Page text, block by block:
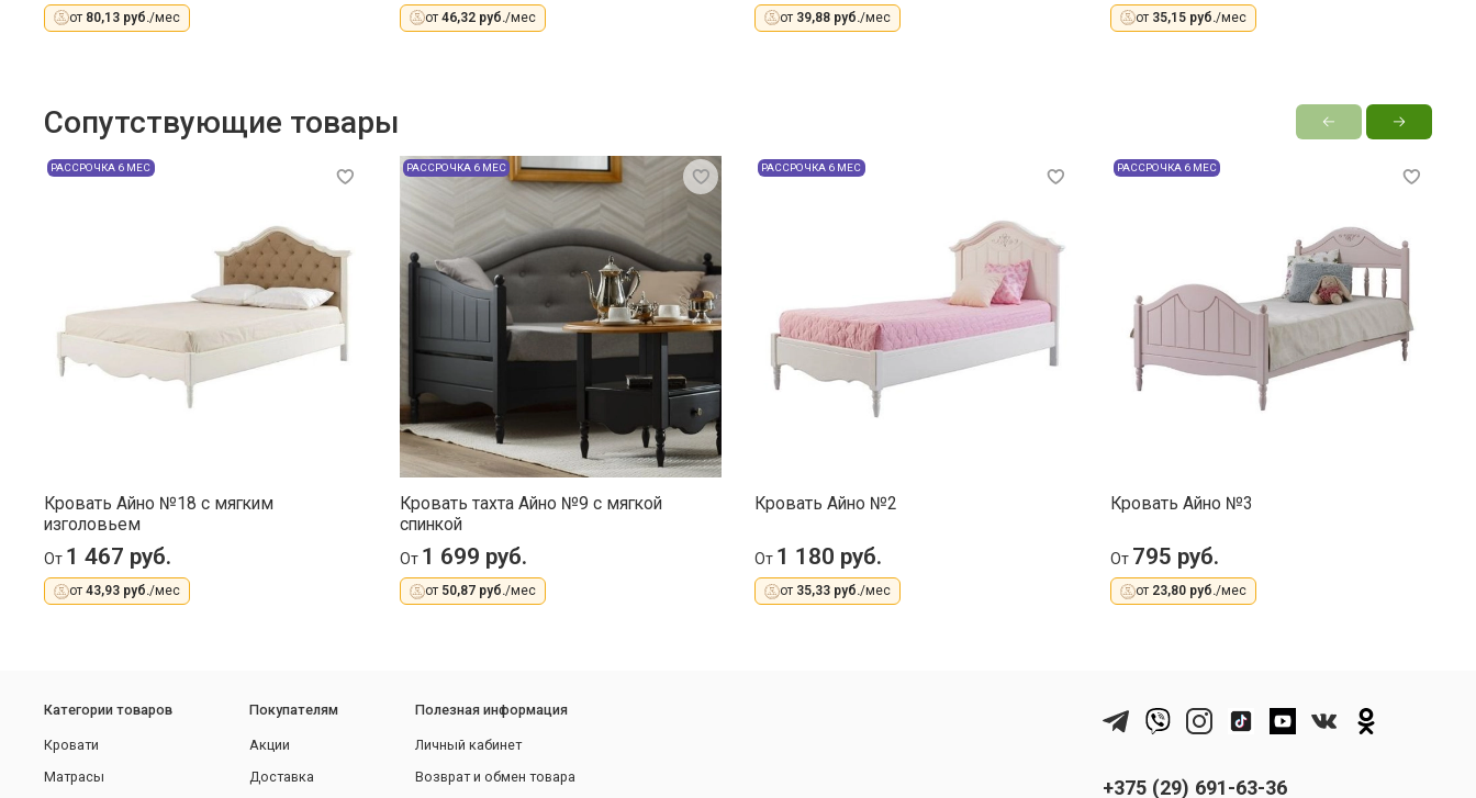
от 80,13 руб./мес от 46,32 руб./мес от 39,88 руб./мес от 35,15 руб./мес
Сопутствующие товары
РАССРОЧКА 6 МЕС
Кровать Айно №18 с мягким
изголовьем
От 1 467 руб.
от 43,93 руб./мес
РАССРОЧКА 6 МЕС
Кровать тахта Айно №9 с мягкой
спинкой
От 1 699 руб.
от 50,87 руб./мес
РАССРОЧКА 6 МЕС
Кровать Айно №2
От 1 180 руб.
от 35,33 руб./мес
РАССРОЧКА 6 МЕС
Кровать Айно №3
От 795 руб.
от 23,80 руб./мес
Категории товаров
Кровати
Матрасы
Покупателям
Акции
Доставка
Полезная информация
Личный кабинет
Возврат и обмен товара
+375 (29) 691-63-36